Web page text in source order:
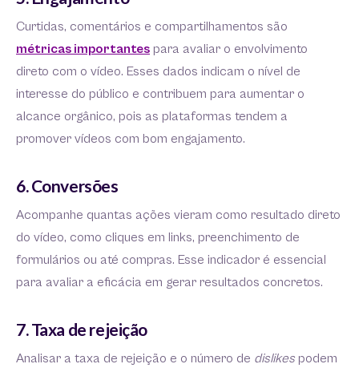
Curtidas, comentários e compartilhamentos são
métricas importantes para avaliar o envolvimento
direto com o vídeo. Esses dados indicam o nível de
interesse do público e contribuem para aumentar o
alcance orgânico, pois as plataformas tendem a
promover vídeos com bom engajamento.
6. Conversões
Acompanhe quantas ações vieram como resultado direto
do vídeo, como cliques em links, preenchimento de
formulários ou até compras. Esse indicador é essencial
para avaliar a eficácia em gerar resultados concretos.
7. Taxa de rejeição
Analisar a taxa de rejeição e o número de dislikes podem